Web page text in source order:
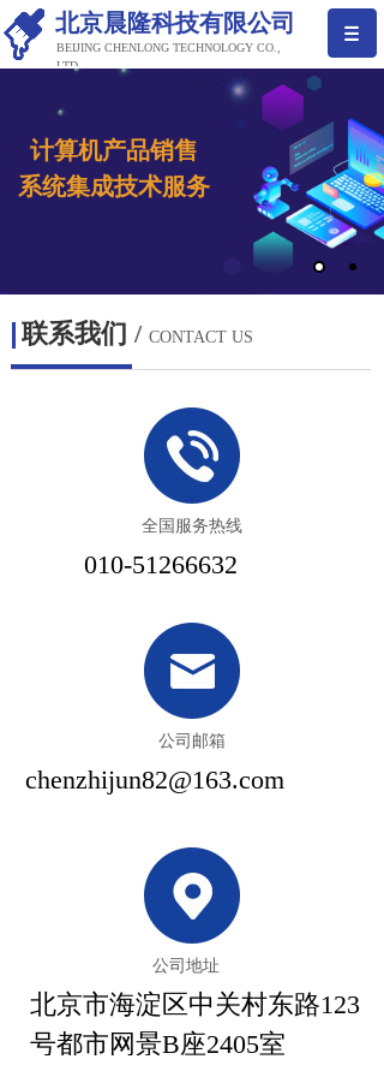
北京晨隆科技有限公司
BEIJING CHENLONG TECHNOLOGY CO.,
LTD
计算机产品销售
系统集成技术服务
联系我们 / CONTACT US
全国服务热线
010-51266632
公司邮箱
chenzhijun82@163.com
公司地址
北京市海淀区中关村东路123
号都市网景B座2405室